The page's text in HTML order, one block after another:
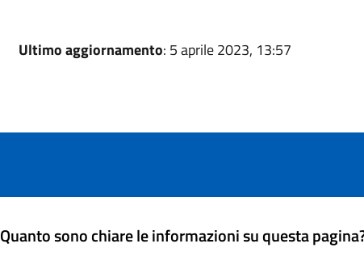
Ultimo aggiornamento: 5 aprile 2023, 13:57
Quanto sono chiare le informazioni su questa